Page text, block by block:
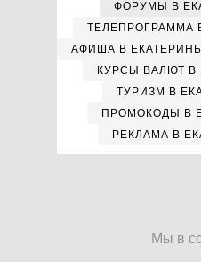
ФОРУМЫ В
ТЕЛЕПРОГРАММА
АФИША В
КУРСЫ ВАЛЮТ В
ТУРИЗМ В
ПРОМОКОДЫ В
РЕКЛАМА В
Мы в